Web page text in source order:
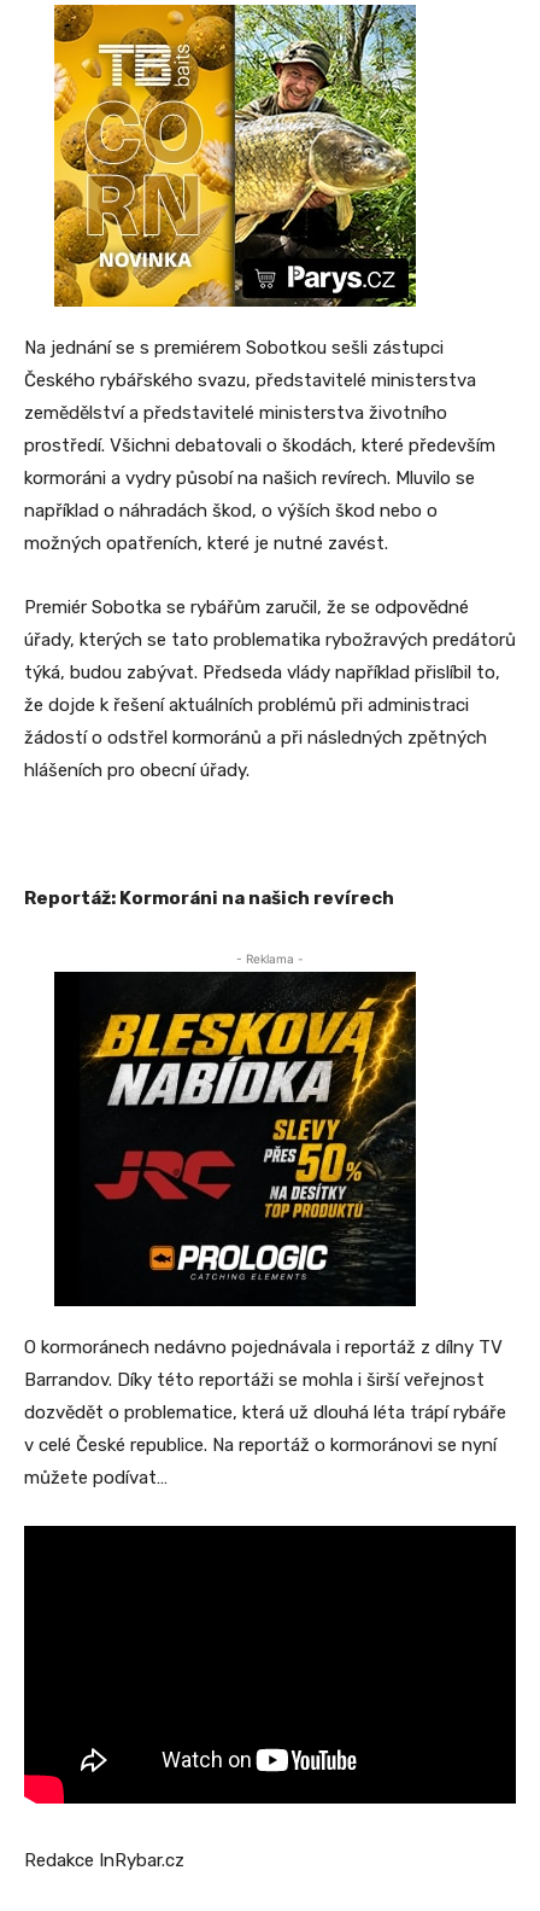
Na jednání se s premiérem Sobotkou sešli zástupci
Českého rybářského svazu, představitelé ministerstva
zemědělství a představitelé ministerstva životního
prostředí. Všichni debatovali o škodách, které především
kormoráni a vydry působí na našich revírech. Mluvilo se
například o náhradách škod, o výších škod nebo o
možných opatřeních, které je nutné zavést.
Premiér Sobotka se rybářům zaručil, že se odpovědné
úřady, kterých se tato problematika rybožravých predátorů
týká, budou zabývat. Předseda vlády například přislíbil to,
že dojde k řešení aktuálních problémů při administraci
žádostí o odstřel kormoránů a při následných zpětných
hlášeních pro obecní úřady.
Reportáž: Kormoráni na našich revírech
- Reklama -
O kormoránech nedávno pojednávala i reportáž z dílny TV
Barrandov. Díky této reportáži se mohla i širší veřejnost
dozvědět o problematice, která už dlouhá léta trápí rybáře
v celé České republice. Na reportáž o kormoránovi se nyní
můžete podívat…
Redakce InRybar.cz